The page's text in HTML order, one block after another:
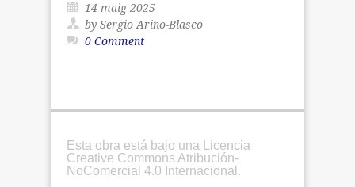
14 maig 2025
by Sergio Ariño-Blasco
0 Comment
Esta obra está bajo una Licencia
Creative Commons Atribución-
NoComercial 4.0 Internacional.